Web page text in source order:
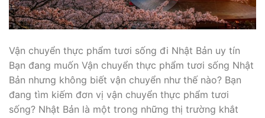
Vận chuyển thực phẩm tươi sống đi Nhật Bản uy tín
Bạn đang muốn Vận chuyển thực phẩm tươi sống Nhật
Bản nhưng không biết vận chuyển như thế nào? Bạn
đang tìm kiếm đơn vị vận chuyển thực phẩm tươi
sống? Nhật Bản là một trong những thị trường khắt